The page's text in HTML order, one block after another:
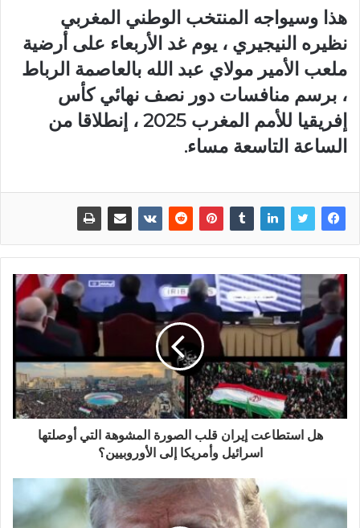
هذا وسيواجه المنتخب الوطني المغربي
نظيره النيجيري ، يوم غد الأربعاء على أرضية
ملعب الأمير مولاي عبد الله بالعاصمة الرباط
، برسم منافسات دور نصف نهائي كأس
إفريقيا للأمم المغرب 2025 ، إنطلاقا من
الساعة التاسعة مساء.
هل استطاعت إيران قلب الصورة المشوهة التي أوصلتها
اسرائيل وأمريكا إلى الأوروبيين؟